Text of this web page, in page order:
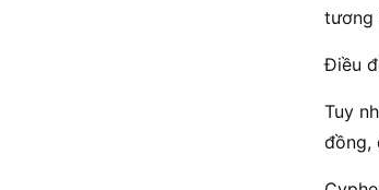
tương
Điều
Tuy
đồng,